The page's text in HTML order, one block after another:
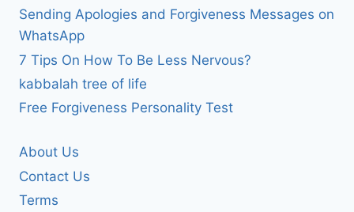
Sending Apologies and Forgiveness Messages on
WhatsApp
7 Tips On How To Be Less Nervous?
kabbalah tree of life
Free Forgiveness Personality Test
About Us
Contact Us
Terms